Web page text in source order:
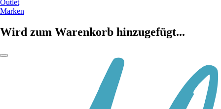
Outlet
Marken
Wird zum Warenkorb hinzugefügt...